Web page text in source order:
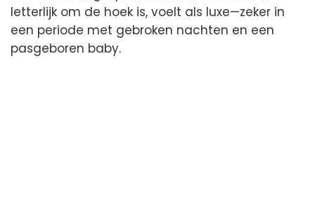
letterlijk om de hoek is, voelt als luxe—zeker in
een periode met gebroken nachten en een
pasgeboren baby.